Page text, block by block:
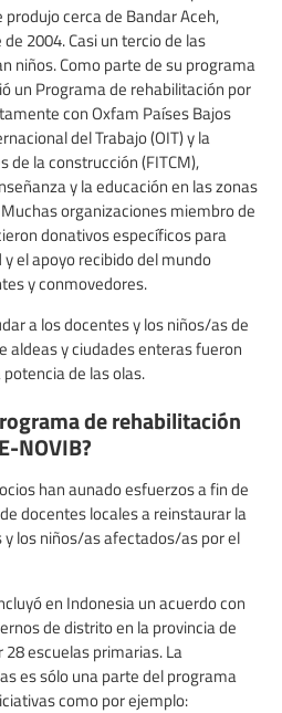
cerca de Bandar Aceh,
2004. Casi un tercio de las
niños. Como parte de su programa
un Programa de rehabilitación por
con Oxfam Países Bajos
del Trabajo (OIT) y la
de la construcción (FITCM),
y la educación en las zonas
organizaciones miembro de
donativos específicos para
el apoyo recibido del mundo
y conmovedores.
a los docentes y los niños/as de
aldeas y ciudades enteras fueron
de las olas.
de rehabilitación
NOVIB?
han aunado esfuerzos a fin de
docentes locales a reinstaurar la
los niños/as afectados/as por el
en Indonesia un acuerdo con
de distrito en la provincia de
escuelas primarias. La
es sólo una parte del programa
como por ejemplo: